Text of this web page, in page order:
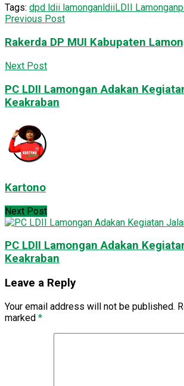
Tags: dpd ldii lamongan ldiiLDII Lamongan
Previous Post
Rakerda DP MUI Kabupaten
Next Post
PC LDII Lamongan Adakan
Keakraban
Kartono
Next Post
PC LDII Lamongan Adakan
Keakraban
Leave a Reply
Your email address will not be published.
marked *